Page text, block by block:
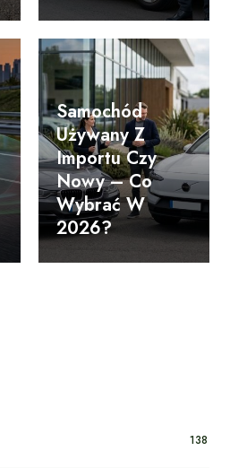
Samochód
Używany Z
Importu Czy
Nowy – Co
Wybrać W
2026?
138